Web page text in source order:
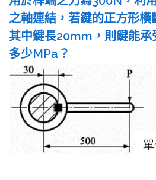
之軸連結，若鍵的正方形橫
其中鍵長20mm，則鍵能承
多少MPa？